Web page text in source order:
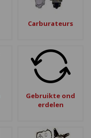
Carburateurs
Gebruikte ond
erdelen